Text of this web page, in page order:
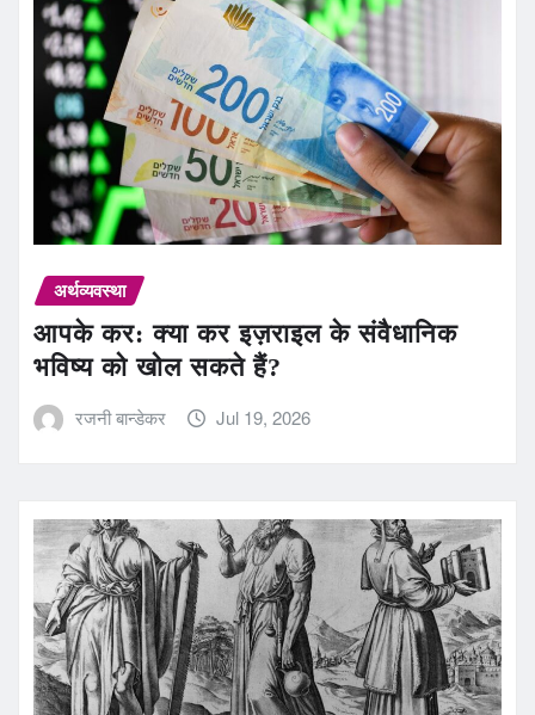
अर्थव्यवस्था
आपके कर: क्या कर इज़राइल के संवैधानिक
भविष्य को खोल सकते हैं?
रजनी बान्डेकर Jul 19, 2026